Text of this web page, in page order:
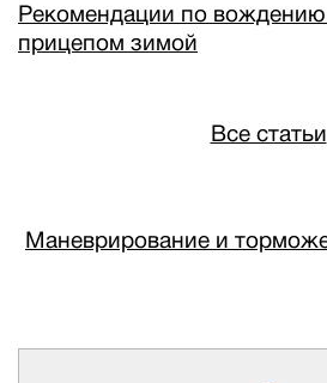
Рекомендации по
прицепом зимой
Все статьи
Маневрирование и